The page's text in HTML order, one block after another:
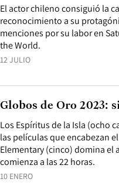
12 JULIO
El actor chileno consiguió la
reconocimiento a su
menciones por su labor en
the World.
10 ENERO
Los Espíritus de la Isla (ocho
las películas que encabezan
Elementary (cinco) domina el
comienza a las 22 horas.
Globos de Oro 2023: